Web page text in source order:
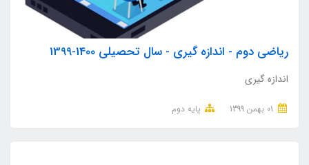
ریاضی دوم - اندازه گیری - سال تحصیلی 1400-1399
اندازه گیری
پایه دوم